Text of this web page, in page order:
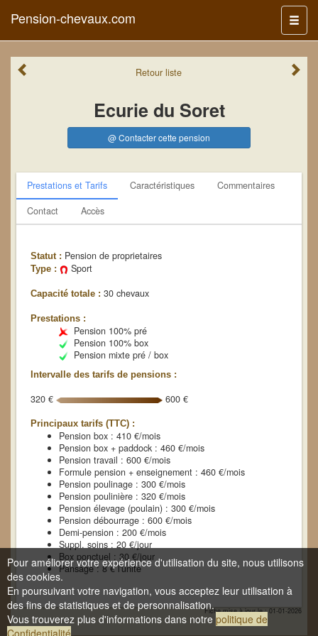
Menu
Pension-chevaux.com
Retourliste
Ecurie du Soret
@ Contacter cette pension
Prestations et Tarifs Caractéristiques
Commentaires
Contact
Accès
Statut : Pension de proprietaires
Type : Sport
Capacité totale : 30 chevaux
Prestations :
Pension 100% pré
Pension 100% box
Pension mixte pré / box
Intervalle des tarifs de pensions :
320 € 600 €
Principaux tarifs (TTC) :
Pension box : 410 €/mois
Pension box + paddock : 460 €/mois
Pension travail : 600 €/mois
Formule pension + enseignement : 460 €/mois
Pension poulinage : 300 €/mois
Pension poulinière : 320 €/mois
Pension élevage (poulain) : 300 €/mois
Pension débourrage : 600 €/mois
Demi-pension : 200 €/mois
Suppl. soins : 20 €/jour
Box ponctuel : 30 €/jour
Pansage : 8 € l'unité
Fiche mise à jour le : 01-01-2026
Pour améliorer votre expérience d'utilisation du site, nous utilisons
des cookies.
En poursuivant votre navigation, vous acceptez leur utilisation à
des fins de statistiques et de personnalisation.
Vous trouverez plus d'informations dans notre politique de
Confidentialité.